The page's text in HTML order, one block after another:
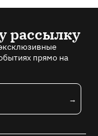
рассылку
прямо на